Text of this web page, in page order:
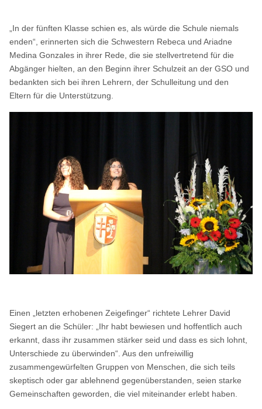
„In der fünften Klasse schien es, als würde die Schule niemals
enden“, erinnerten sich die Schwestern Rebeca und Ariadne
Medina Gonzales in ihrer Rede, die sie stellvertretend für die
Abgänger hielten, an den Beginn ihrer Schulzeit an der GSO und
bedankten sich bei ihren Lehrern, der Schulleitung und den
Eltern für die Unterstützung.
Einen „letzten erhobenen Zeigefinger“ richtete Lehrer David
Siegert an die Schüler: „Ihr habt bewiesen und hoffentlich auch
erkannt, dass ihr zusammen stärker seid und dass es sich lohnt,
Unterschiede zu überwinden“. Aus den unfreiwillig
zusammengewürfelten Gruppen von Menschen, die sich teils
skeptisch oder gar ablehnend gegenüberstanden, seien starke
Gemeinschaften geworden, die viel miteinander erlebt haben.